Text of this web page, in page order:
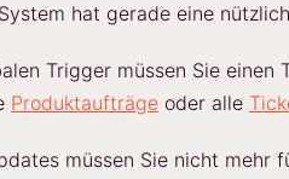
System hat gerade eine
Trigger müssen Sie
Produktaufträge oder alle
müssen Sie nicht